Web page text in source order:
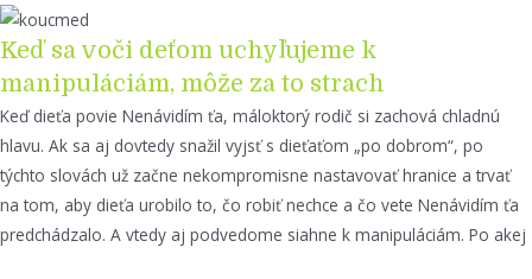
Keď sa voči deťom uchyľujeme k
manipuláciám, môže za to strach
Keď dieťa povie Nenávidím ťa, máloktorý rodič si zachová chladnú
hlavu. Ak sa aj dovtedy snažil vyjsť s dieťaťom „po dobrom“, po
týchto slovách už začne nekompromisne nastavovať hranice a trvať
na tom, aby dieťa urobilo to, čo robiť nechce a čo vete Nenávidím ťa
predchádzalo. A vtedy aj podvedome siahne k manipuláciám. Po akej